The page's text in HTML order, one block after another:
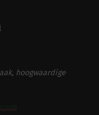
hoogwaardige